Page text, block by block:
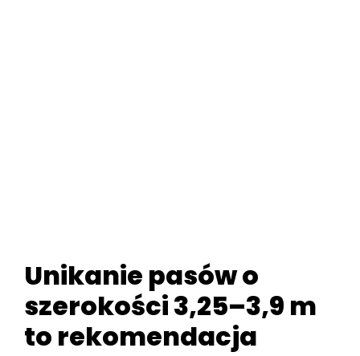
Unikanie pasów o
szerokości 3,25–3,9 m
to rekomendacja